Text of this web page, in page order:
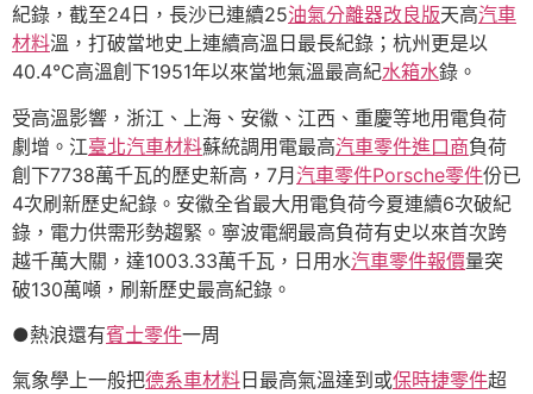
紀錄，截至24日，長沙已連續25油氣分離器改良版天高汽車
材料溫，打破當地史上連續高溫日最長紀錄；杭州更是以
40.4℃高溫創下1951年以來當地氣溫最高紀水箱水錄。
受高溫影響，浙江、上海、安徽、江西、重慶等地用電負荷
劇增。江臺北汽車材料蘇統調用電最高汽車零件進口商負荷
創下7738萬千瓦的歷史新高，7月汽車零件Porsche零件份已
4次刷新歷史紀錄。安徽全省最大用電負荷今夏連續6次破紀
錄，電力供需形勢趨緊。寧波電網最高負荷有史以來首次跨
越千萬大關，達1003.33萬千瓦，日用水汽車零件報價量突
破130萬噸，刷新歷史最高紀錄。
●熱浪還有賓士零件一周
氣象學上一般把德系車材料 日最高氣溫達到或保時捷零件超